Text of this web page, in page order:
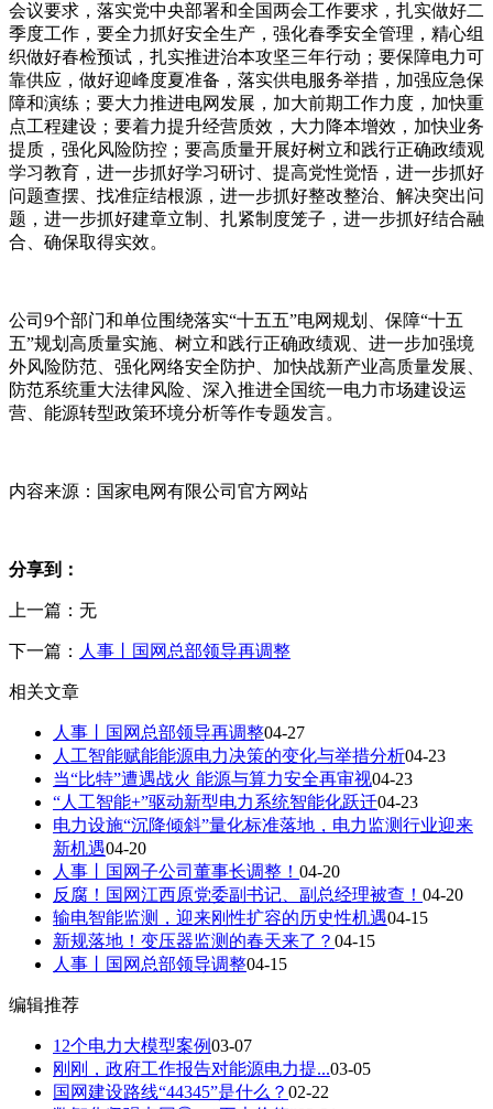
会议要求，落实党中央部署和全国两会工作要求，扎实做好二
季度工作，要全力抓好安全生产，强化春季安全管理，精心组
织做好春检预试，扎实推进治本攻坚三年行动；要保障电力可
靠供应，做好迎峰度夏准备，落实供电服务举措，加强应急保
障和演练；要大力推进电网发展，加大前期工作力度，加快重
点工程建设；要着力提升经营质效，大力降本增效，加快业务
提质，强化风险防控；要高质量开展好树立和践行正确政绩观
学习教育，进一步抓好学习研讨、提高党性觉悟，进一步抓好
问题查摆、找准症结根源，进一步抓好整改整治、解决突出问
题，进一步抓好建章立制、扎紧制度笼子，进一步抓好结合融
合、确保取得实效。
公司9个部门和单位围绕落实“十五五”电网规划、保障“十五
五”规划高质量实施、树立和践行正确政绩观、进一步加强境
外风险防范、强化网络安全防护、加快战新产业高质量发展、
防范系统重大法律风险、深入推进全国统一电力市场建设运
营、能源转型政策环境分析等作专题发言。
内容来源：国家电网有限公司官方网站
分享到：
上一篇：无
下一篇： 人事丨国网总部领导再调整
相关文章
人事丨国网总部领导再调整04-27
人工智能赋能能源电力决策的变化与举措分析04-23
当“比特”遭遇战火 能源与算力安全再审视04-23
“人工智能+”驱动新型电力系统智能化跃迁04-23
电力设施“沉降倾斜”量化标准落地，电力监测行业迎来
新机遇04-20
人事丨国网子公司董事长调整！ 04-20
反腐！国网江西原党委副书记、副总经理被查！ 04-20
输电智能监测，迎来刚性扩容的历史性机遇04-15
新规落地！变压器监测的春天来了？ 04-15
人事丨国网总部领导调整04-15
编辑推荐
12个电力大模型案例03-07
刚刚，政府工作报告对能源电力提...03-05
国网建设路线“44345”是什么？ 02-22